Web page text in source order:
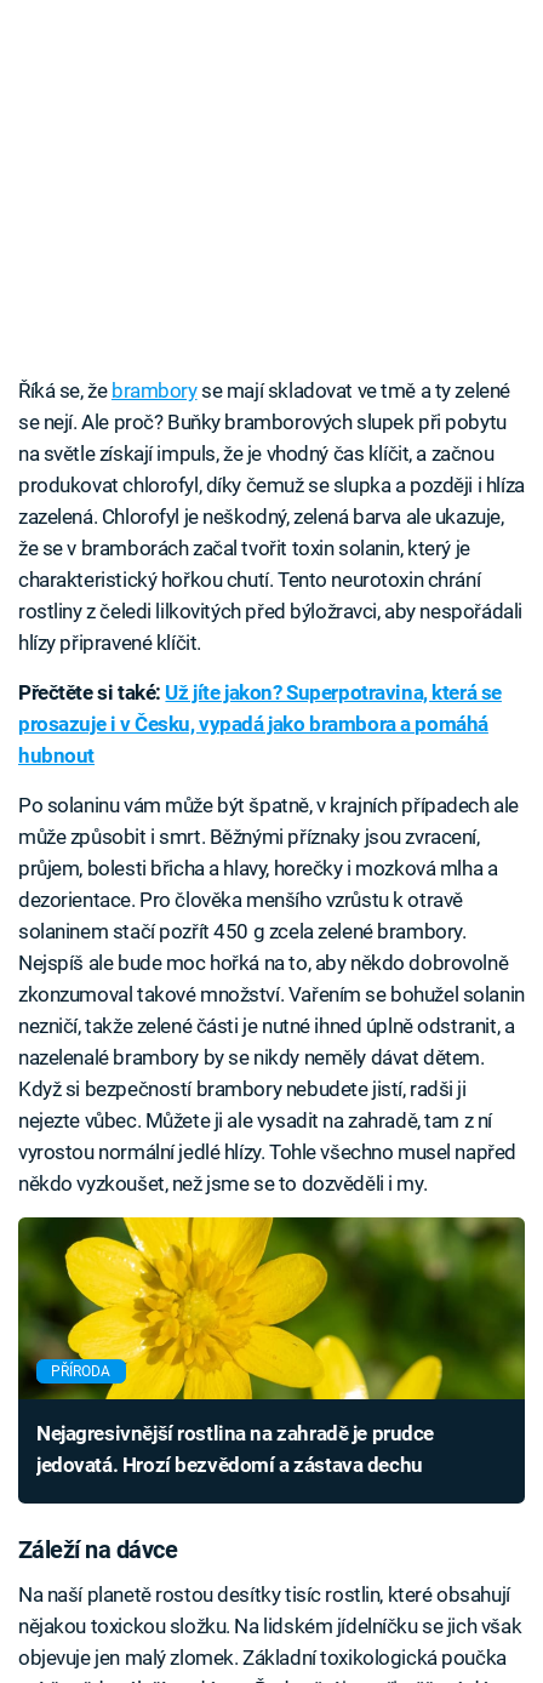
Říká se, že bramboryse mají skladovat ve tmě a ty zelené
se nejí. Ale proč? Buňky bramborových slupek při pobytu
na světle získají impuls, že je vhodný čas klíčit, a začnou
produkovat chlorofyl, díky čemuž se slupka a později i hlíza
zazelená. Chlorofyl je neškodný, zelená barva ale ukazuje,
že se v bramborách začal tvořit toxin solanin, který je
charakteristický hořkou chutí. Tento neurotoxin chrání
rostliny z čeledi lilkovitých před býložravci, aby nespořádali
hlízy připravené klíčit.
Přečtěte si také: Už jíte jakon? Superpotravina, která se
prosazuje i v Česku, vypadá jako brambora a pomáhá
hubnout
Po solaninu vám může být špatně, v krajních případech ale
může způsobit i smrt. Běžnými příznaky jsou zvracení,
průjem, bolesti břicha a hlavy, horečky i mozková mlha a
dezorientace. Pro člověka menšího vzrůstu k otravě
solaninem stačí pozřít 450 g zcela zelené brambory.
Nejspíš ale bude moc hořká na to, aby někdo dobrovolně
zkonzumoval takové množství. Vařením se bohužel solanin
nezničí, takže zelené části je nutné ihned úplně odstranit, a
nazelenalé brambory by se nikdy neměly dávat dětem.
Když si bezpečností brambory nebudete jistí, radši ji
nejezte vůbec. Můžete ji ale vysadit na zahradě, tam z ní
vyrostou normální jedlé hlízy. Tohle všechno musel napřed
někdo vyzkoušet, než jsme se to dozvěděli i my.
PŘÍRODA
Nejagresivnější rostlina na zahradě je prudce
jedovatá. Hrozí bezvědomí a zástava dechu
Záleží na dávce
Na naší planetě rostou desítky tisíc rostlin, které obsahují
nějakou toxickou složku. Na lidském jídelníčku se jich však
objevuje jen malý zlomek. Základní toxikologická poučka